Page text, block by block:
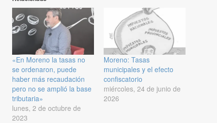
«En Moreno la tasas no
se ordenaron, puede
haber más recaudación
pero no se amplió la base
tributaria»
lunes, 2 de octubre de
2023
Moreno: Tasas
municipales y el efecto
confiscatorio
miércoles, 24 de junio de
2026